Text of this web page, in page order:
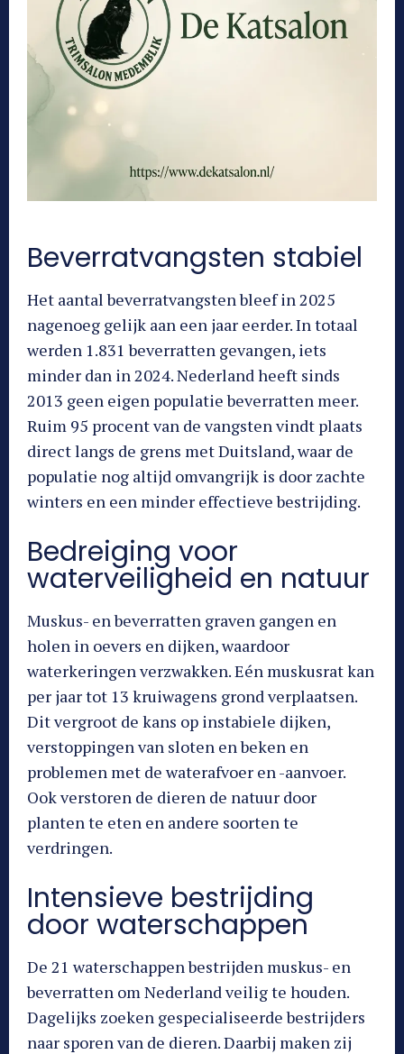
Beverratvangsten stabiel
Het aantal beverratvangsten bleef in 2025
nagenoeg gelijk aan een jaar eerder. In totaal
werden 1.831 beverratten gevangen, iets
minder dan in 2024. Nederland heeft sinds
2013 geen eigen populatie beverratten meer.
Ruim 95 procent van de vangsten vindt plaats
direct langs de grens met Duitsland, waar de
populatie nog altijd omvangrijk is door zachte
winters en een minder effectieve bestrijding.
Bedreiging voor
waterveiligheid en natuur
Muskus- en beverratten graven gangen en
holen in oevers en dijken, waardoor
waterkeringen verzwakken. Eén muskusrat kan
per jaar tot 13 kruiwagens grond verplaatsen.
Dit vergroot de kans op instabiele dijken,
verstoppingen van sloten en beken en
problemen met de waterafvoer en -aanvoer.
Ook verstoren de dieren de natuur door
planten te eten en andere soorten te
verdringen.
Intensieve bestrijding
door waterschappen
De 21 waterschappen bestrijden muskus- en
beverratten om Nederland veilig te houden.
Dagelijks zoeken gespecialiseerde bestrijders
naar sporen van de dieren. Daarbij maken zij